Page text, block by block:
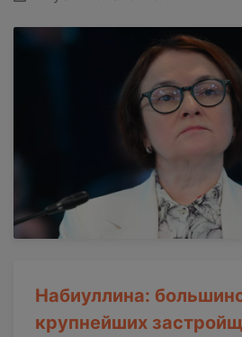
Набиуллина:
крупнейших